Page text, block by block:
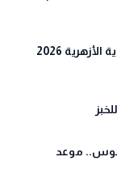
رابط شغال الآن.. استعلم عن نتيجة الثانوية الأزهرية 2026
2026 برقم الجلوس.. موعد